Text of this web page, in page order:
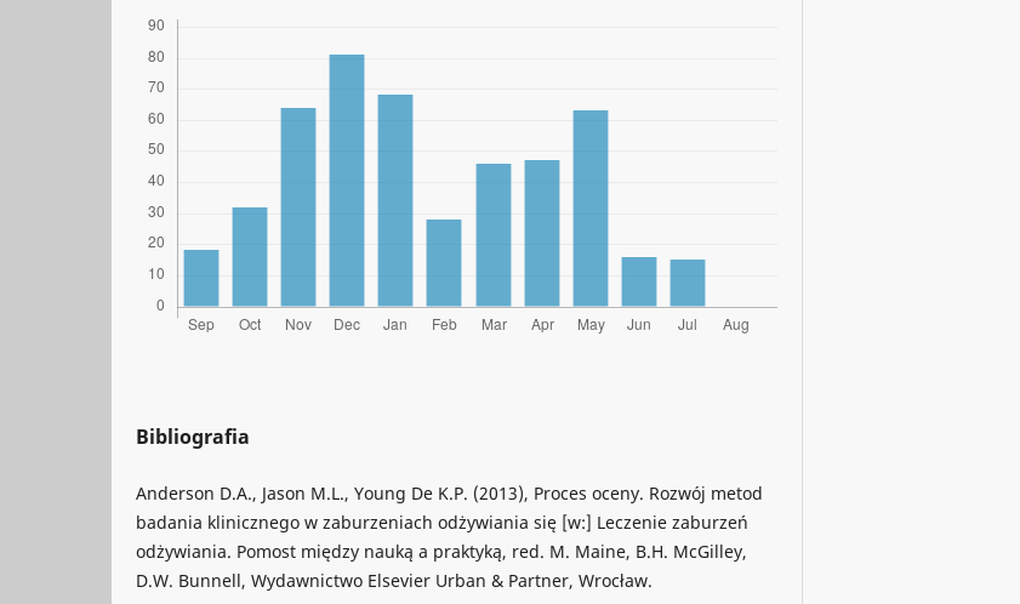
Bibliografia
Anderson D.A., Jason M.L., Young De K.P. (2013), Proces oceny. Rozwój metod
badania klinicznego w zaburzeniach odżywiania się [w:] Leczenie zaburzeń
odżywiania. Pomost między nauką a praktyką, red. M. Maine, B.H. McGilley,
D.W. Bunnell, Wydawnictwo Elsevier Urban & Partner, Wrocław.